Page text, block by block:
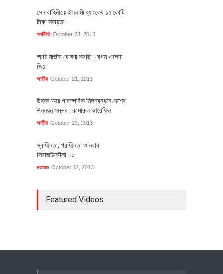
সেনাবাহিনীকে ইসলামী ব্যাংকের ১৫ কোটি
টাকা সহায়তা
অর্থনীতি October 23, 2013
আমি মার্জনা ঘোষণা করছি : বেগম খালেদা
জিয়া
জাতীয় October 21, 2013
উৎসব আর পারস্পরিক মিলনবন্ধনে দেশের
উন্নয়ন সম্ভব : কামারুল আরেফিন
জাতীয় October 23, 2013
স্বাধীনতা, পরাধীনতা ও নবাব
সিরাজউদ্দৌলা - ১
মতামত October 12, 2013
Featured Videos